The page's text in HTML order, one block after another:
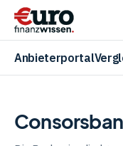
Anbieterportal